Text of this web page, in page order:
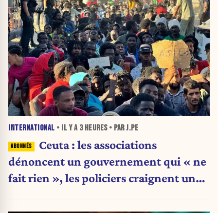
INTERNATIONAL • IL Y A 3 HEURES• PAR J.PE
Ceuta : les associations
dénoncent un gouvernement qui « ne
fait rien », les policiers craignent une